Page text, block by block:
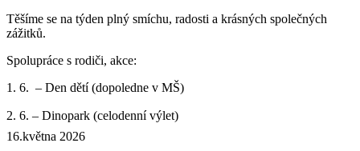
Těšíme se na týden plný smíchu, radosti a krásných společných
zážitků.
Spolupráce s rodiči, akce:
1. 6. – Den dětí(dopoledne v MŠ)
2. 6. – Dinopark (celodenní výlet)
16.května 2026